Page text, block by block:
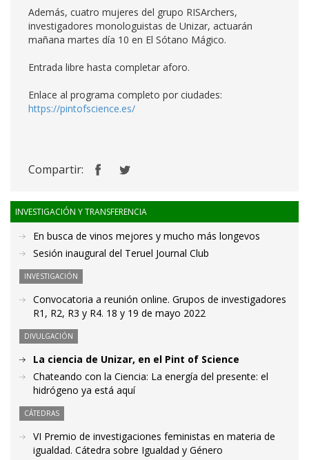
Además, cuatro mujeres del grupo RISArchers,
investigadores monologuistas de Unizar, actuarán
mañana martes día 10 en El Sótano Mágico.
Entrada libre hasta completar aforo.
Enlace al programa completo por ciudades:
https://pintofscience.es/
Compartir:
INVESTIGACIÓN Y TRANSFERENCIA
En busca de vinos mejores y mucho más longevos
Sesión inaugural del Teruel Journal Club
INVESTIGACIÓN
Convocatoria a reunión online. Grupos de investigadores
R1, R2, R3 y R4. 18 y 19 de mayo 2022
DIVULGACIÓN
La ciencia de Unizar, en el Pint of Science
Chateando con la Ciencia: La energía del presente: el
hidrógeno ya está aquí
CÁTEDRAS
VI Premio de investigaciones feministas en materia de
igualdad. Cátedra sobre Igualdad y Género